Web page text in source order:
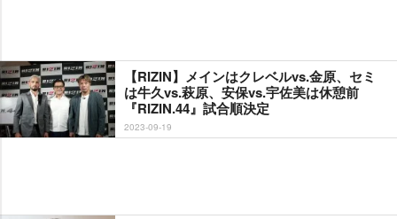
【RIZIN】メインはクレベルvs.金原、セミ
は牛久vs.萩原、安保vs.宇佐美は休憩前
『RIZIN.44』試合順決定
2023-09-19